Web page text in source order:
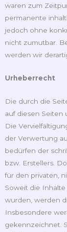
waren zum
permanente
jedoch ohne
nicht zumutbar.
werden wir
Urheberrecht
Die durch die
auf diesen Seiten
Die
der Verwertung
bedürfen der
bzw. Erstellers.
für den privaten,
Soweit die
wurden, werden
Insbesondere
gekennzeichnet.